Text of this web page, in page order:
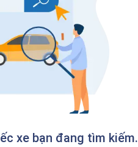
xe bạn đang tìm kiếm.